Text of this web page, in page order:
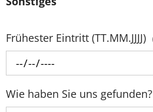
Frühester Eintritt (TT.MM.JJJJ)
Wie haben Sie uns gefunden?